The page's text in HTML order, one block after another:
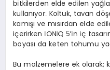
bitkilerden elde edilen
kullanıyor. Koltuk, tavan
kamışı ve mısırdan elde
içerirken IONIQ 5’in iç
boyası da keten tohumu
Bu malzemelere ek olarak;